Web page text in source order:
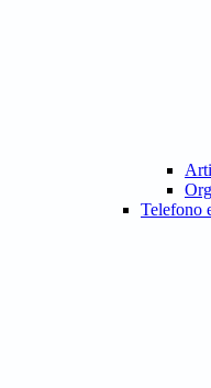
Telefono